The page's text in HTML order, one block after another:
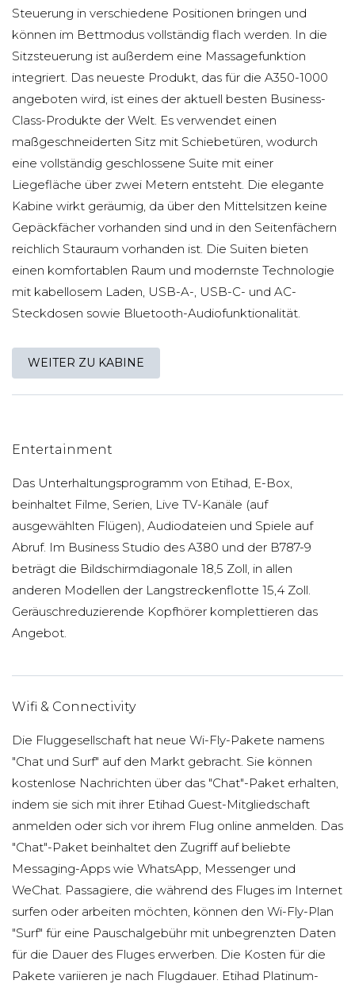
Steuerung in verschiedene Positionen bringen und
können im Bettmodus vollständig flach werden. In die
Sitzsteuerung ist außerdem eine Massagefunktion
integriert. Das neueste Produkt, das für die A350-1000
angeboten wird, ist eines der aktuell besten Business-
Class-Produkte der Welt. Es verwendet einen
maßgeschneiderten Sitz mit Schiebetüren, wodurch
eine vollständig geschlossene Suite mit einer
Liegefläche über zwei Metern entsteht. Die elegante
Kabine wirkt geräumig, da über den Mittelsitzen keine
Gepäckfächer vorhanden sind und in den Seitenfächern
reichlich Stauraum vorhanden ist. Die Suiten bieten
einen komfortablen Raum und modernste Technologie
mit kabellosem Laden, USB-A-, USB-C- und AC-
Steckdosen sowie Bluetooth-Audiofunktionalität.
WEITER ZU KABINE
Entertainment
Das Unterhaltungsprogramm von Etihad, E-Box,
beinhaltet Filme, Serien, Live TV-Kanäle (auf
ausgewählten Flügen), Audiodateien und Spiele auf
Abruf. Im Business Studio des A380 und der B787-9
beträgt die Bildschirmdiagonale 18,5 Zoll, in allen
anderen Modellen der Langstreckenflotte 15,4 Zoll.
Geräuschreduzierende Kopfhörer komplettieren das
Angebot.
Wifi & Connectivity
Die Fluggesellschaft hat neue Wi-Fly-Pakete namens
"Chat und Surf" auf den Markt gebracht. Sie können
kostenlose Nachrichten über das "Chat"-Paket erhalten,
indem sie sich mit ihrer Etihad Guest-Mitgliedschaft
anmelden oder sich vor ihrem Flug online anmelden. Das
"Chat"-Paket beinhaltet den Zugriff auf beliebte
Messaging-Apps wie WhatsApp, Messenger und
WeChat. Passagiere, die während des Fluges im Internet
surfen oder arbeiten möchten, können den Wi-Fly-Plan
"Surf" für eine Pauschalgebühr mit unbegrenzten Daten
für die Dauer des Fluges erwerben. Die Kosten für die
Pakete variieren je nach Flugdauer. Etihad Platinum-